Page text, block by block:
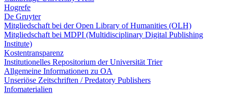
Hogrefe
De Gruyter
Mitgliedschaft bei der Open Library of Humanities (OLH)
Mitgliedschaft bei MDPI (Multidisciplinary Digital Publishing
Institute)
Kostentransparenz
Institutionelles Repositorium der Universität Trier
Allgemeine Informationen zu OA
Unseriöse Zeitschriften / Predatory Publishers
Infomaterialien